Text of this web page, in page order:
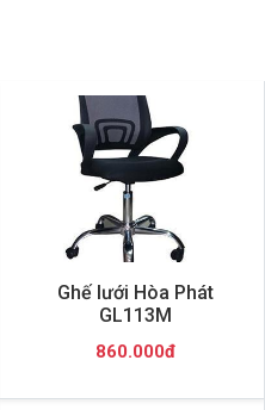
Ghế lưới Hòa Phát
GL113M
860.000đ